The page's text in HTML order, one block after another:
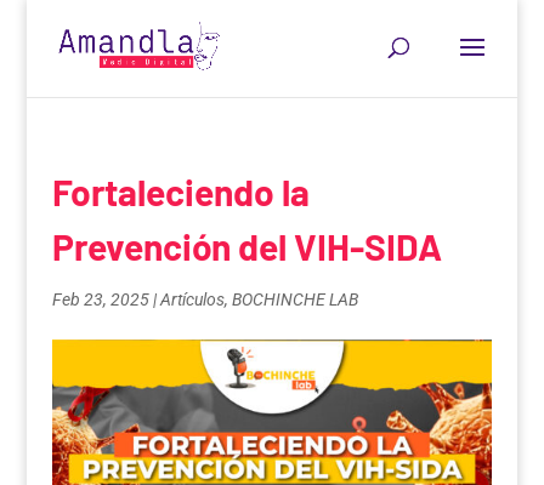
Fortaleciendo la
Prevención del VIH-SIDA
Feb 23, 2025|Artículos, BOCHINCHE LAB